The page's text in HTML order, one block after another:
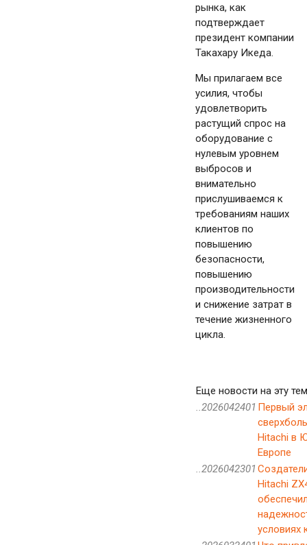
рынка, как
подтверждает
президент компании
Такахару Икеда.
Мы прилагаем все
усилия, чтобы
удовлетворить
растущий спрос на
оборудование с
нулевым уровнем
выбросов и
внимательно
прислушиваемся к
требованиям наших
клиентов по
повышению
безопасности,
повышению
производительности
и снижение затрат в
течение жизненного
цикла.
Еще новости на эту
..2026042401 Первый
Hitachi в
Европе
..2026042301
Hitachi
условиях